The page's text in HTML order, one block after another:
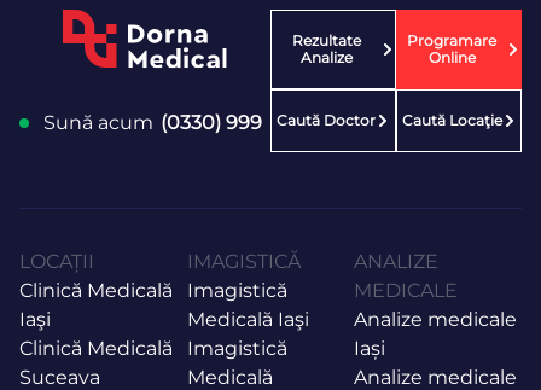
Sună acum (0330) 999
Rezultate
Analize
Programare
Online
Caută Doctor Caută Locaţie
LOCAȚII
Clinică Medicală
Iaşi
Clinică Medicală
Suceava
IMAGISTICĂ
Imagistică
Medicală Iaşi
Imagistică
Medicală
ANALIZE
MEDICALE
Analize medicale
Iași
Analize medicale